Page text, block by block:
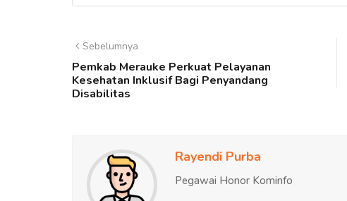
Sebelumnya
Pemkab Merauke Perkuat Pelayanan
Kesehatan Inklusif Bagi Penyandang
Disabilitas
Rayendi Purba
Pegawai Honor Kominfo